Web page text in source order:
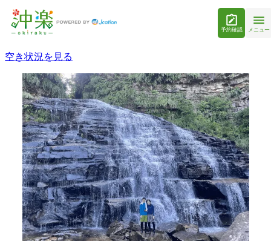
予約確認 メニュー
空き状況を見る